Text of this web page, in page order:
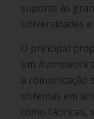
suporte às
universidades
O principal
um framework
a comunicação
sistemas em
como fábricas,